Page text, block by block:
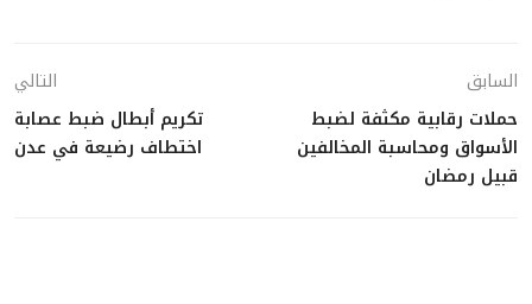
السابق
حملات رقابية مكثفة لضبط
الأسواق ومحاسبة المخالفين
قبيل رمضان
التالي
تكريم أبطال ضبط عصابة
اختطاف رضيعة في عدن